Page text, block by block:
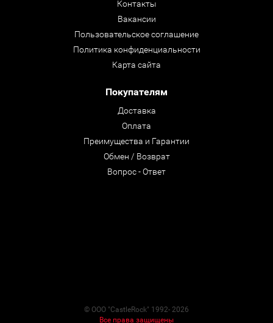
Контакты
Вакансии
Пользовательское соглашение
Политика конфиденциальности
Карта сайта
Покупателям
Доставка
Оплата
Преимущества и Гарантии
Обмен / Возврат
Вопрос - Ответ
© ООО "CastleRock" 1992- 2026
Все права защищены